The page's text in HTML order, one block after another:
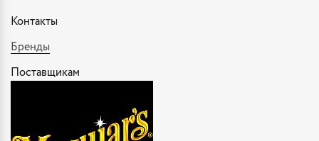
Контакты
Бренды
Поставщикам